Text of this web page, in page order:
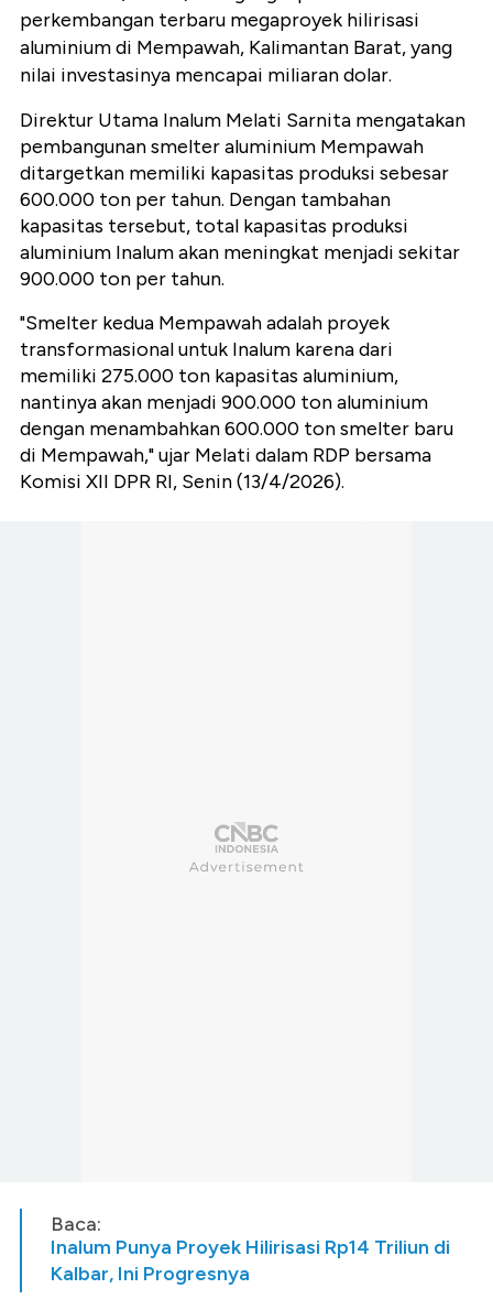
perkembangan terbaru megaproyek hilirisasi
aluminium di Mempawah, Kalimantan Barat, yang
nilai investasinya mencapai miliaran dolar.
Direktur Utama Inalum Melati Sarnita mengatakan
pembangunan smelter aluminium Mempawah
ditargetkan memiliki kapasitas produksi sebesar
600.000 ton per tahun. Dengan tambahan
kapasitas tersebut, total kapasitas produksi
aluminium Inalum akan meningkat menjadi sekitar
900.000 ton per tahun.
"Smelter kedua Mempawah adalah proyek
transformasional untuk Inalum karena dari
memiliki 275.000 ton kapasitas aluminium,
nantinya akan menjadi 900.000 ton aluminium
dengan menambahkan 600.000 ton smelter baru
di Mempawah," ujar Melati dalam RDP bersama
Komisi XII DPR RI, Senin (13/4/2026).
Baca:
Inalum Punya Proyek Hilirisasi Rp14 Triliun di
Kalbar, Ini Progresnya